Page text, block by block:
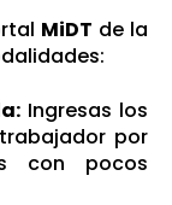
MiDT de la
Ingresas los
por
con pocos